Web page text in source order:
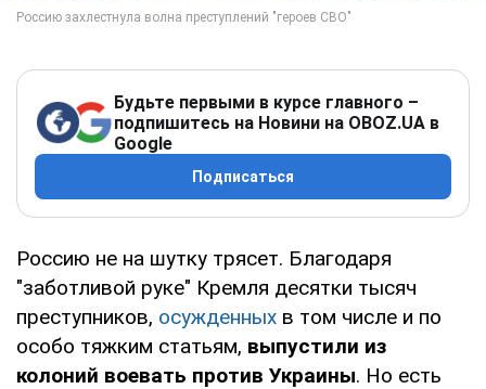
Будьте первыми в курсе главного –
подпишитесь на Новини на OBOZ.UA в
Google
Подписаться
Россию не на шутку трясет. Благодаря
"заботливой руке" Кремля десятки тысяч
преступников, осужденных в том числе и по
особо тяжким статьям, выпустили из
колоний воевать против Украины. Но есть